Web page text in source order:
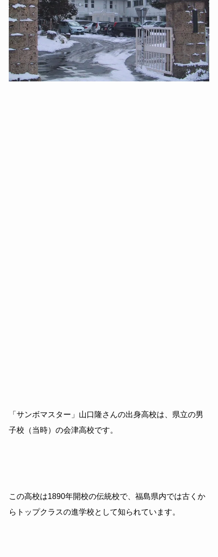
「サンボマスター」山口隆さんの出身高校は、県立の男
子校（当時）の会津高校です。
この高校は1890年開校の伝統校で、福島県内では古くか
らトップクラスの進学校として知られています。